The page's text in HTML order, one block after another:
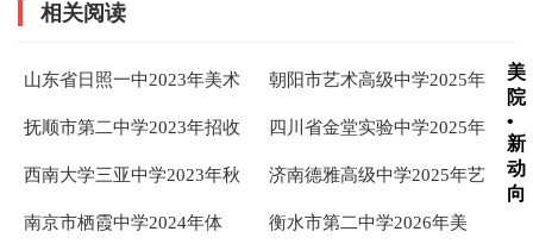
相关阅读
山东省日照一中2023年美术
须知
朝阳市艺术高级中学2025年
抚顺市第二中学2023年招收
四川省金堂实验中学2025年
西南大学三亚中学2023年秋
济南德雅高级中学2025年艺
南京市栖霞中学2024年体
衡水市第二中学2026年美
美
院
•
新
动
向